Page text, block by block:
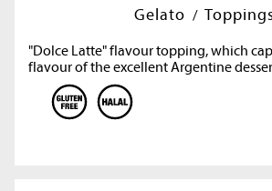
Gelato
"Dolce Latte" flavour topping, which
flavour of the excellent Argentine